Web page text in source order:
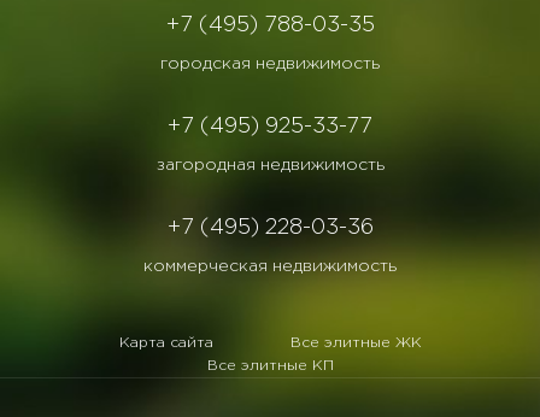
+7 (495) 788-03-35
городская недвижимость
+7 (495) 925-33-77
загородная недвижимость
+7 (495) 228-03-36
коммерческая недвижимость
Карта сайта
Все элитные ЖК
Все элитные КП